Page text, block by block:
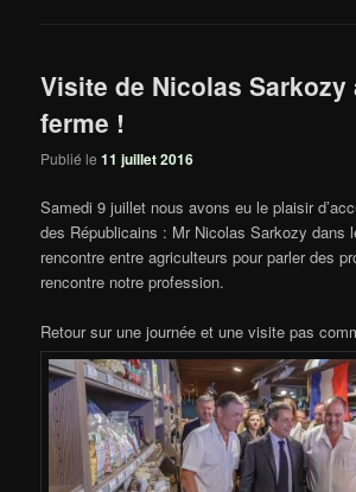
Visite de Nicolas Sarkozy
ferme !
Publié le11 juillet 2016
Samedi 9 juillet nous avons eu le plaisir
des Républicains : Mr Nicolas Sarkozy dans
rencontre entre agriculteurs pour parler des
rencontre notre profession.
Retour sur une journée et une visite pas